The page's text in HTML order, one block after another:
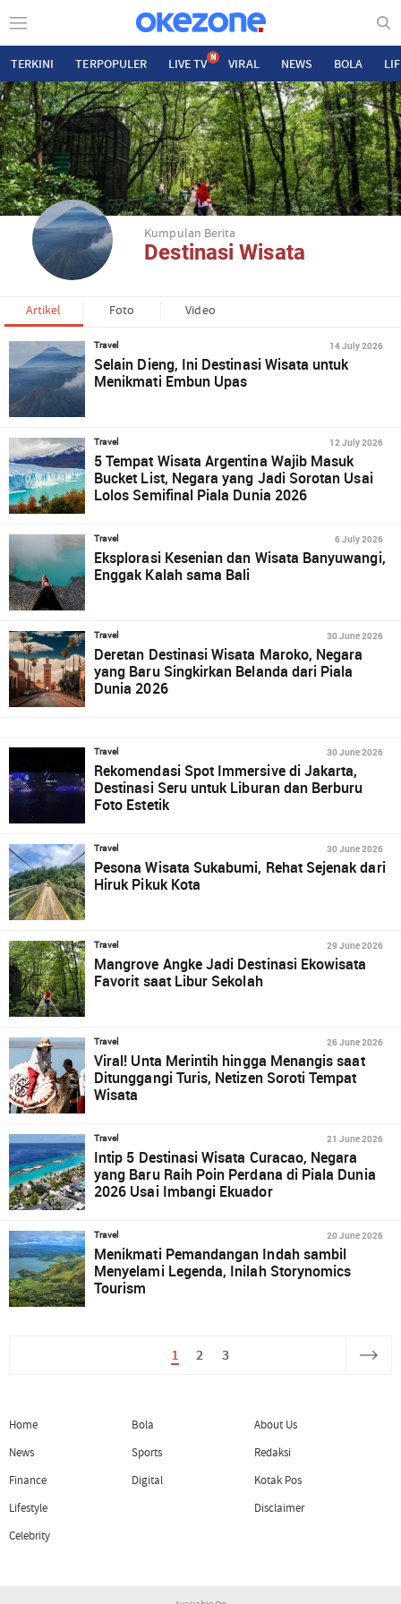
TERKINI TERPOPULER LIVE TV N VIRAL NEWS BOLA
Kumpulan Berita
Destinasi Wisata
Artikel Foto Video
Travel 14 July 2026
Selain Dieng, Ini Destinasi Wisata untuk
Menikmati Embun Upas
Travel 12 July 2026
5 Tempat Wisata Argentina Wajib Masuk
Bucket List, Negara yang Jadi Sorotan Usai
Lolos Semifinal Piala Dunia 2026
Travel 6 July 2026
Eksplorasi Kesenian dan Wisata Banyuwangi,
Enggak Kalah sama Bali
Travel 30 June 2026
Deretan Destinasi Wisata Maroko, Negara
yang Baru Singkirkan Belanda dari Piala
Dunia 2026
Travel 30 June 2026
Rekomendasi Spot Immersive di Jakarta,
Destinasi Seru untuk Liburan dan Berburu
Foto Estetik
Travel 30 June 2026
Pesona Wisata Sukabumi, Rehat Sejenak dari
Hiruk Pikuk Kota
Travel 29 June 2026
Mangrove Angke Jadi Destinasi Ekowisata
Favorit saat Libur Sekolah
Travel 26 June 2026
Viral! Unta Merintih hingga Menangis saat
Ditunggangi Turis, Netizen Soroti Tempat
Wisata
Travel 21 June 2026
Intip 5 Destinasi Wisata Curacao, Negara
yang Baru Raih Poin Perdana di Piala Dunia
2026 Usai Imbangi Ekuador
Travel 20 June 2026
Menikmati Pemandangan Indah sambil
Menyelami Legenda, Inilah Storynomics
Tourism
1 2 3
Home
News
Finance
Lifestyle
Celebrity
Bola
Sports
Digital
About Us
Redaksi
Kotak Pos
Disclaimer